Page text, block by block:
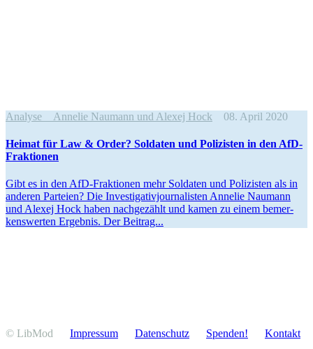
Analyse Annelie Naumann und Alexej Hock 08. April 2020
Heimat für Law & Order? Soldaten und Polizisten in den AfD-
Fraktionen
Gibt es in den AfD-Fraktionen mehr Soldaten und Polizisten als in
anderen Parteien? Die Inves­ti­ga­ti­v­jour­na­listen Annelie Naumann
und Alexej Hock haben nachge­zählt und kamen zu einem bemer­
kens­werten Ergebnis. Der Beitrag...
© LibMod Impressum Daten­schutz Spenden! Kontakt